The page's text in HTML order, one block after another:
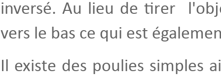
inversé. Au lieu de tirer
vers le bas ce qui est
Il existe des poulies simples